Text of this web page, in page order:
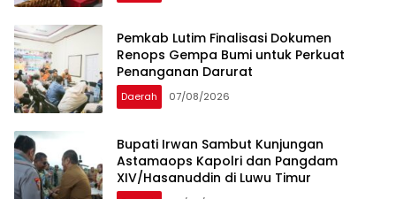
Pemkab Lutim Finalisasi Dokumen
Renops Gempa Bumi untuk Perkuat
Penanganan Darurat
Daerah 07/08/2026
Bupati Irwan Sambut Kunjungan
Astamaops Kapolri dan Pangdam
XIV/Hasanuddin di Luwu Timur